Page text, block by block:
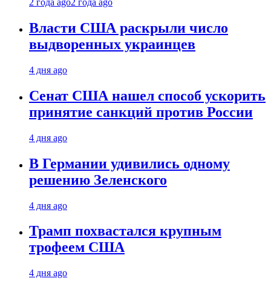
2 года ago2 года ago
Власти США раскрыли число
выдворенных украинцев
4 дня ago
Сенат США нашел способ ускорить
принятие санкций против России
4 дня ago
В Германии удивились одному
решению Зеленского
4 дня ago
Трамп похвастался крупным
трофеем США
4 дня ago